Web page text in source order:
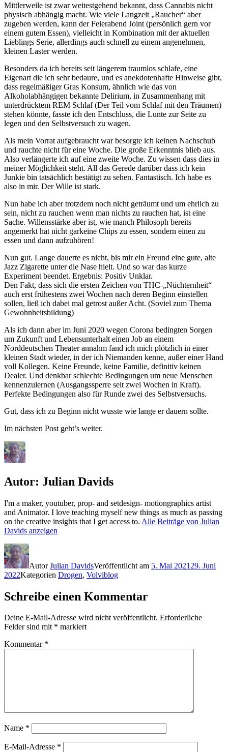
Mittlerweile ist zwar weitestgehend bekannt, dass Cannabis nicht
physisch abhängig macht. Wie viele Langzeit „Raucher“ aber
zugeben werden, kann der Feierabend Joint (persönlich gern vor
einem gutem Essen), vielleicht in Kombination mit der aktuellen
Lieblings Serie, allerdings auch schnell zu einem angenehmen,
kleinen Laster werden.
Besonders da ich bereits seit längerem traumlos schlafe, eine
Eigenart die ich sehr bedaure, und es anekdotenhafte Hinweise gibt,
dass regelmäßiger Gras Konsum, ähnlich wie das von
Alkoholabhängigen bekannte Delirium, in Zusammenhang mit
unterdrücktem REM Schlaf (Der Teil vom Schlaf mit den Träumen)
stehen könnte, fasste ich den Entschluss, die Lunte zur Seite zu
legen und den Selbstversuch zu wagen.
Als mein Vorrat aufgebraucht war besorgte ich keinen Nachschub
und rauchte nicht für eine Woche. Die große Erkenntnis blieb aus.
Also verlängerte ich auf eine zweite Woche. Zu wissen dass dies in
meiner Möglichkeit steht. All das Gerede darüber dass ich kein
Junkie bin tatsächlich bestätigt zu sehen. Fantastisch. Ich habe es
also in mir. Der Wille ist stark.
Nun habe ich aber trotzdem noch nicht geträumt und um ehrlich zu
sein, nicht zu rauchen wenn man nichts zu rauchen hat, ist eine
Sache. Willensstärke aber ist, wie manch Philosoph bereits
angemerkt hat nicht garkeine Chips zu essen, sondern einen zu
essen und dann aufzuhören!
Nun gut. Lange dauerte es nicht, bis mir ein Freund eine gute, alte
Jazz Zigarette unter die Nase hielt. Und so war das kurze
Experiment beendet. Ergebnis: Positiv Unklar.
Den Fakt, dass sich die ersten Zeichen von THC-„Nüchternheit“
auch erst frühestens zwei Wochen nach deren Beginn einstellen
sollen, ließ ich dabei mal getrost außer Acht. (Soviel zum Thema
Gewohnheitsbildung)
Als ich dann aber im Juni 2020 wegen Corona bedingten Sorgen
um Zukunft und Lebensunterhalt einen Job an einem
Norddeutschen Theater annahm fand ich mich plötzlich in einer
kleinen Stadt wieder, in der ich Niemanden kenne, außer einer Hand
voll Kollegen. Keine Freunde, keine Familie, definitiv keinen
Dealer. Und denkbar schlechte Bedingungen um neue Menschen
kennenzulernen (Ausgangssperre seit zwei Wochen in Kraft).
Perfekte Bedingungen also für Runde zwei des Selbstversuchs.
Gut, dass ich zu Beginn nicht wusste wie lange er dauern sollte.
Im nächsten Post geht’s weiter.
Autor: Julian Davids
I'm a maker, youtuber, prop- and setdesign- motiongraphics artist
and Animator. I love teaching myself new things as much as passing
on the creative insights that I get access to. Alle Beiträge von Julian
Davids anzeigen
AutorJulian DavidsVeröffentlicht am 5. Mai 2021 29. Juni
2022Kategorien Drogen, Volviblog
Schreibe einen Kommentar
Deine E-Mail-Adresse wird nicht veröffentlicht. Erforderliche
Felder sind mit * markiert
Kommentar *
Name *
E-Mail-Adresse *